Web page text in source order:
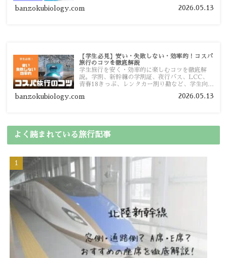
banzokubiology.com 2026.05.13
【学生必見】安い・失敗しない・効率的！コスパ
旅行のコツを徹底解説
学生旅行を安く・効率的に楽しむコツを徹底解
説。学割、新幹線の学割証、夜行バス、LCC、
青春18きっぷ、レンタカー割り勘など、学生向け
banzokubiology.com 2026.05.13
よく読まれている旅行記事